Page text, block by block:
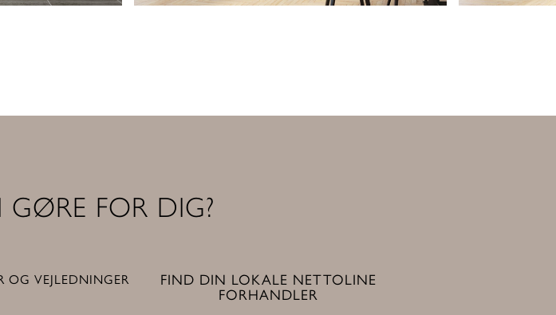
FOR DIG?
OG VEJLEDNINGER
FIND DIN LOKALE NETTOLINE
FORHANDLER